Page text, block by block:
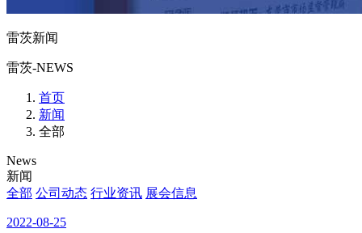
雷茨新闻
雷茨-NEWS
首页
新闻
全部
News
新闻
全部 公司动态 行业资讯 展会信息
2022-08-25